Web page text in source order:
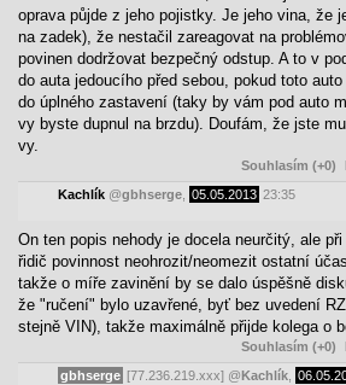
oprava půjde z jeho pojistky. Je jeho vina, že
na zadek), že nestačil zareagovat na
povinen dodržovat bezpečný odstup. A to v
do auta jedoucího před sebou, pokud toto
do úplného zastavení (taky by vám pod auto
vy byste dupnul na brzdu). Doufám, že jste
vy.
Souhlasím (+0)
Kachlík @gbhserge 05.05.2013 23:35
On ten popis nehody je docela neurčitý, ale
řidič povinnost neohrozit/neomezit ostatní
takže o míře zavinění by se dalo úspěšně
že "ručení" bylo uzavřené, byť bez uvedení
stejně VIN), takže maximálně přijde kolega o
Souhlasím (+0)
gbhserge [77.236.219.xxx] @Kachlík